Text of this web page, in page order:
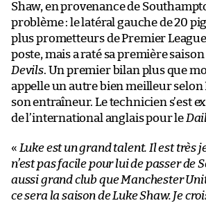
Shaw, en provenance de
problème : le latéral gauche de 20
plus prometteurs de Premier League
poste, mais a raté sa première saison
Devils. Un premier bilan plus que
appelle un autre bien meilleur selon
son entraîneur. Le technicien s’est
de l’international anglais pour le
« Luke est un grand talent. Il est très
n’est pas facile pour lui de passer de
aussi grand club que Manchester
ce sera la saison de Luke Shaw. Je